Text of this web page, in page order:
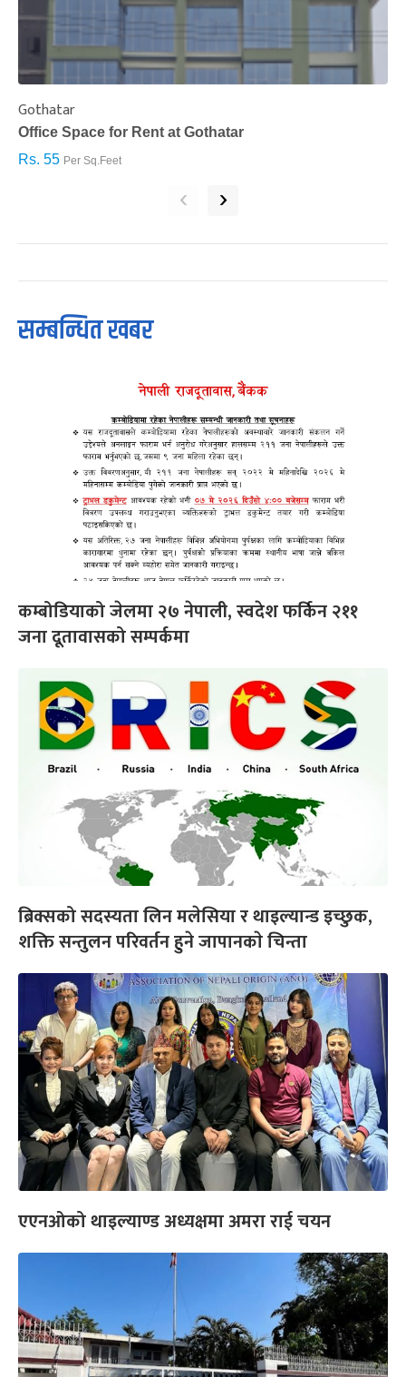
Gothatar
Office Space for Rent at Gothatar
Rs. 55 Per Sq.Feet
‹ ›
सम्बन्धित खबर
कम्बोडियाको जेलमा २७ नेपाली, स्वदेश फर्किन २११
जना दूतावासको सम्पर्कमा
ब्रिक्सको सदस्यता लिन मलेसिया र थाइल्यान्ड इच्छुक,
शक्ति सन्तुलन परिवर्तन हुने जापानकाे चिन्ता
एएनओको थाइल्याण्ड अध्यक्षमा अमरा राई चयन